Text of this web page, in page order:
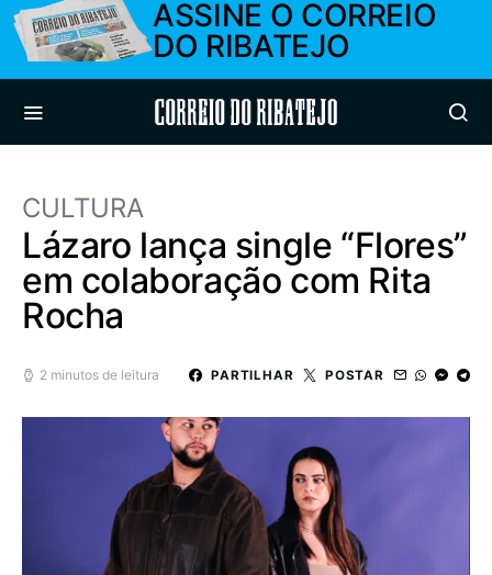
ASSINE O CORREIO
DO RIBATEJO
Correio do Ribatejo
CULTURA
Lázaro lança single “Flores”
em colaboração com Rita
Rocha
2 minutos de leitura PARTILHAR POSTAR